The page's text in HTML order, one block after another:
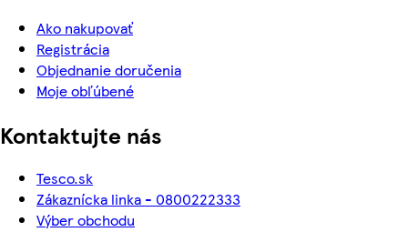
Ako nakupovať
Registrácia
Objednanie doručenia
Moje obľúbené
Kontaktujte nás
Tesco.sk
Zákaznícka linka - 0800222333
Výber obchodu